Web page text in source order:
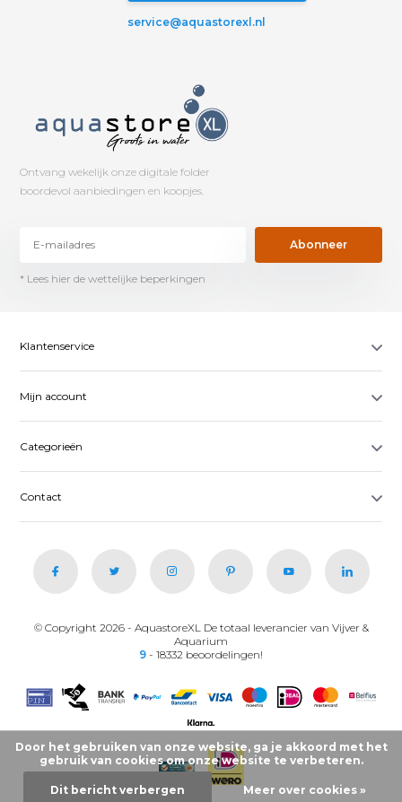
service@aquastorexl.nl
Ontvang wekelijk onze digitale folder
boordevol aanbiedingen en koopjes.
Abonneer
* Lees hier de wettelijke beperkingen
Klantenservice
Mijn account
Categorieën
Contact
© Copyright 2026 - AquastoreXL De totaal leverancier van Vijver &
Aquarium
9 - 18332 beoordelingen!
Door het gebruiken van onze website, ga je akkoord met het
gebruik van cookies om onze website te verbeteren.
Dit bericht verbergen Meer over cookies »